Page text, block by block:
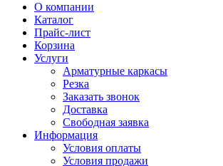
О компании
Каталог
Прайс-лист
Корзина
Услуги
Арматурные каркасы
Резка
Заказать звонок
Доставка
Свободная заявка
Информация
Условия оплаты
Условия продажи